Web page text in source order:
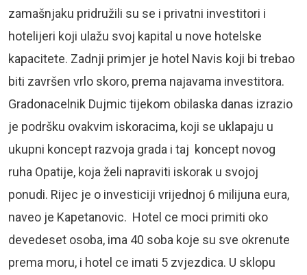
zamašnjaku pridružili su se i privatni investitori i
hotelijeri koji ulažu svoj kapital u nove hotelske
kapacitete. Zadnji primjer je hotel Navis koji bi trebao
biti završen vrlo skoro, prema najavama investitora.
Gradonacelnik Dujmic tijekom obilaska danas izrazio
je podršku ovakvim iskoracima, koji se uklapaju u
ukupni koncept razvoja grada i taj koncept novog
ruha Opatije, koja želi napraviti iskorak u svojoj
ponudi. Rijec je o investiciji vrijednoj 6 milijuna eura,
naveo je Kapetanovic. Hotel ce moci primiti oko
devedeset osoba, ima 40 soba koje su sve okrenute
prema moru, i hotel ce imati 5 zvjezdica. U sklopu